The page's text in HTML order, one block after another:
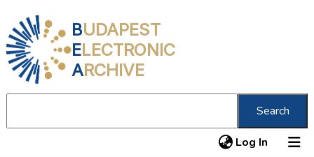
BUDAPEST
ELECTRONIC
ARCHIVE
Search
Log In (current)